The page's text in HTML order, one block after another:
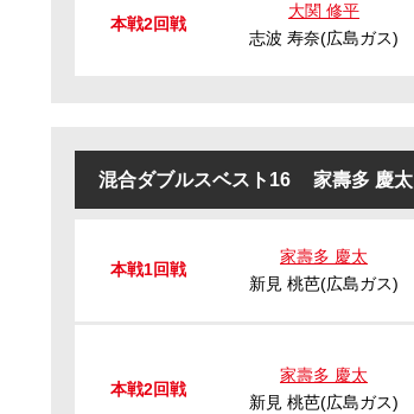
本戦2回戦
大関 修平
志波 寿奈(広島ガス)
混合ダブルスベスト16 家壽多 慶太
本戦1回戦
家壽多 慶太
新見 桃芭(広島ガス)
本戦2回戦
家壽多 慶太
新見 桃芭(広島ガス)